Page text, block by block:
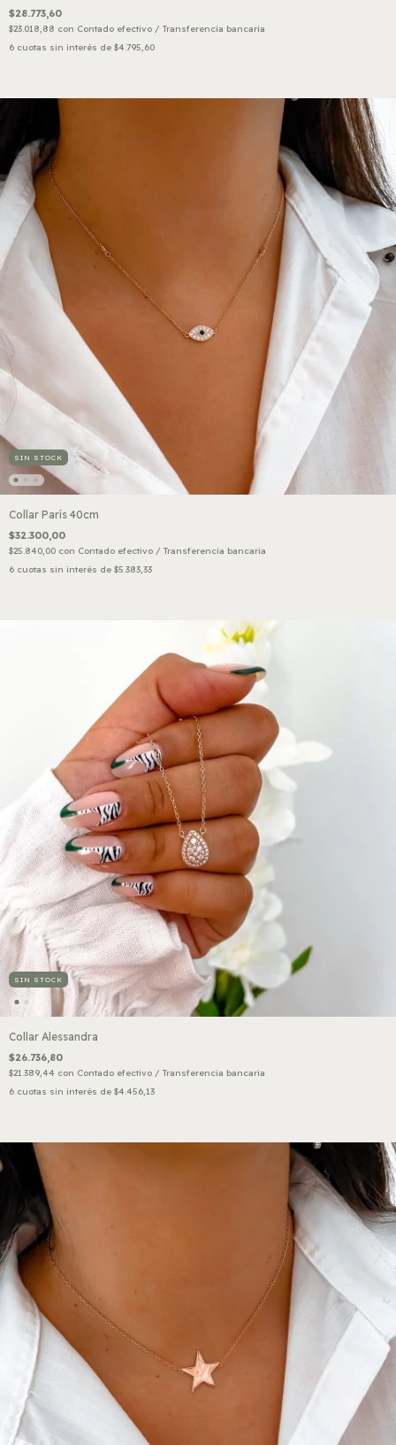
$28.773,60
$23.018,88 con Contado efectivo / Transferencia bancaria
6 cuotas sin interés de $4.795,60
SIN STOCK
Collar París 40cm
$32.300,00
$25.840,00 con Contado efectivo / Transferencia bancaria
6 cuotas sin interés de $5.383,33
SIN STOCK
Collar Alessandra
$26.736,80
$21.389,44 con Contado efectivo / Transferencia bancaria
6 cuotas sin interés de $4.456,13